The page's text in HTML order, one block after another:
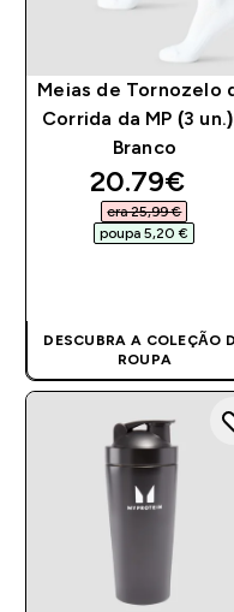
Meias de Tornozelo
Corrida da MP (3
Branco
discounted
20.79€‎
era 25,99 €‎
poupa 5,20 €‎
DESCUBRA A COLEÇÃO
ROUPA